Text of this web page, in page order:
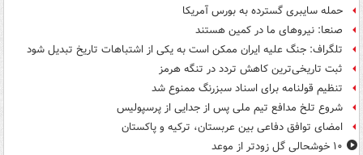
حمله سایبری گسترده به بورس آمریکا
صنعا: نیروهای ما در کمین‌ هستند
تلگراف: جنگ علیه ایران ممکن است به یکی از اشتباهات تاریخ تبدیل شود
ثبت تاریخی‌ترین کاهش تردد در تنگه هرمز
تنظیم قولنامه برای اسناد سبزرنگ ممنوع شد
شروع تلخ مدافع تیم ملی پس از جدایی از پرسپولیس
امضای توافق دفاعی بین عربستان، ترکیه و پاکستان
۱۰ خوشحالی گل زودتر از موعد